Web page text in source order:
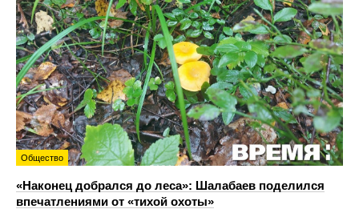
Общество
«Наконец добрался до леса»: Шалабаев поделился
впечатлениями от «тихой охоты»